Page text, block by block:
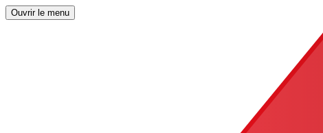
Ouvrir le menu